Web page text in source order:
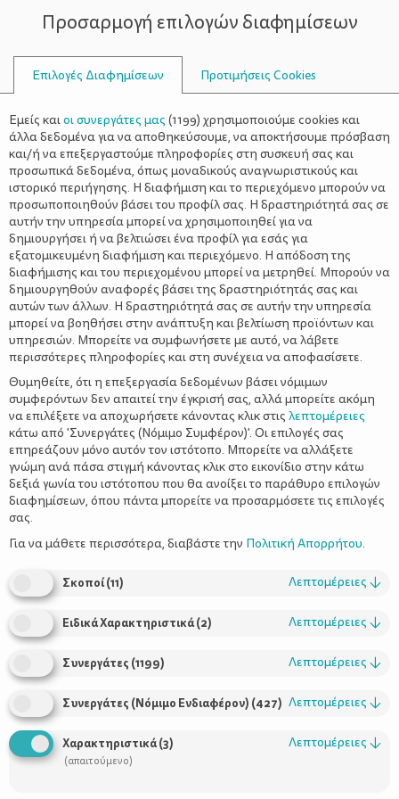
ΣΥΜΒΟΥΛΟΙ
ΝΑ ΑΠΟΦΕΎΓΕΙ
Θηλασμός και διατροφή
Χρήσιμοι Σύνδεσμοι
Τι είναι το ΔΕΛΤΑ moms
Προσαρμογή επιλογών διαφημίσεων
Επιλογές Διαφημίσεων Προτιμήσεις Cookies
Εμείς καιοι συνεργάτες μας (1199) χρησιμοποιούμε cookies και
άλλα δεδομένα για να αποθηκεύσουμε, να αποκτήσουμε πρόσβαση
και/ή να επεξεργαστούμε πληροφορίες στη συσκευή σας και
προσωπικά δεδομένα, όπως μοναδικούς αναγνωριστικούς και
ιστορικό περιήγησης. Η διαφήμιση και το περιεχόμενο μπορούν να
προσωποποιηθούν βάσει του προφίλ σας. Η δραστηριότητά σας σε
αυτήν την υπηρεσία μπορεί να χρησιμοποιηθεί για να
δημιουργήσει ή να βελτιώσει ένα προφίλ για εσάς για
εξατομικευμένη διαφήμιση και περιεχόμενο. Η απόδοση της
διαφήμισης και του περιεχομένου μπορεί να μετρηθεί. Μπορούν να
δημιουργηθούν αναφορές βάσει της δραστηριότητάς σας και
αυτών των άλλων. Η δραστηριότητά σας σε αυτήν την υπηρεσία
μπορεί να βοηθήσει στην ανάπτυξη και βελτίωση προϊόντων και
υπηρεσιών. Μπορείτε να συμφωνήσετε με αυτό, να λάβετε
περισσότερες πληροφορίες και στη συνέχεια να αποφασίσετε.
Θυμηθείτε, ότι η επεξεργασία δεδομένων βάσει νόμιμων
συμφερόντων δεν απαιτεί την έγκρισή σας, αλλά μπορείτε ακόμη
να επιλέξετε να αποχωρήσετε κάνοντας κλικ στις λεπτομέρειες
κάτω από 'Συνεργάτες (Νόμιμο Συμφέρον)'. Οι επιλογές σας
επηρεάζουν μόνο αυτόν τον ιστότοπο. Μπορείτε να αλλάξετε
γνώμη ανά πάσα στιγμή κάνοντας κλικ στο εικονίδιο στην κάτω
δεξιά γωνία του ιστότοπου που θα ανοίξει το παράθυρο επιλογών
διαφημίσεων, όπου πάντα μπορείτε να προσαρμόσετε τις επιλογές
σας.
Για να μάθετε περισσότερα, διαβάστε την Πολιτική Απορρήτου.
Σκοποί(11) Λεπτομέρειες ↓
Ειδικά Χαρακτηριστικά(2) Λεπτομέρειες ↓
Συνεργάτες (1199) Λεπτομέρειες ↓
Συνεργάτες (Νόμιμο Ενδιαφέρον) (427) Λεπτομέρειες ↓
Χαρακτηριστικά(3)
(απαιτούμενο)
Λεπτομέρειες ↓